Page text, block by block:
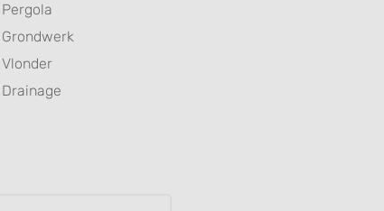
Pergola
Grondwerk
Vlonder
Drainage